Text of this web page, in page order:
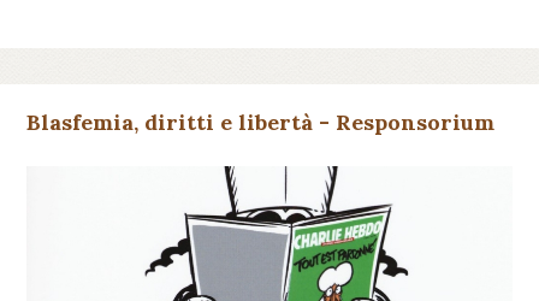
Blasfemia, diritti e libertà - Responsorium